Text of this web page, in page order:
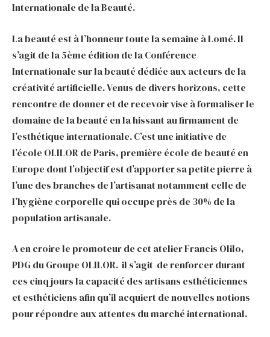
Internationale de la Beauté.
La beauté est à l’honneur toute la semaine à Lomé. Il
s’agit de la 5ème édition de la Conférence
Internationale sur la beauté dédiée aux acteurs de la
créativité artificielle. Venus de divers horizons, cette
rencontre de donner et de recevoir vise à formaliser le
domaine de la beauté en la hissant au firmament de
l’esthétique internationale. C’est une initiative de
l’école OLILOR de Paris, première école de beauté en
Europe dont l’objectif est d’apporter sa petite pierre à
l’une des branches de l’artisanat notamment celle de
l’hygiène corporelle qui occupe près de 30% de la
population artisanale.
A en croire le promoteur de cet atelier Francis Olilo,
PDG du Groupe OLILOR. il s’agit de renforcer durant
ces cinq jours la capacité des artisans esthéticiennes
et esthéticiens afin qu’il acquiert de nouvelles notions
pour répondre aux attentes du marché international.